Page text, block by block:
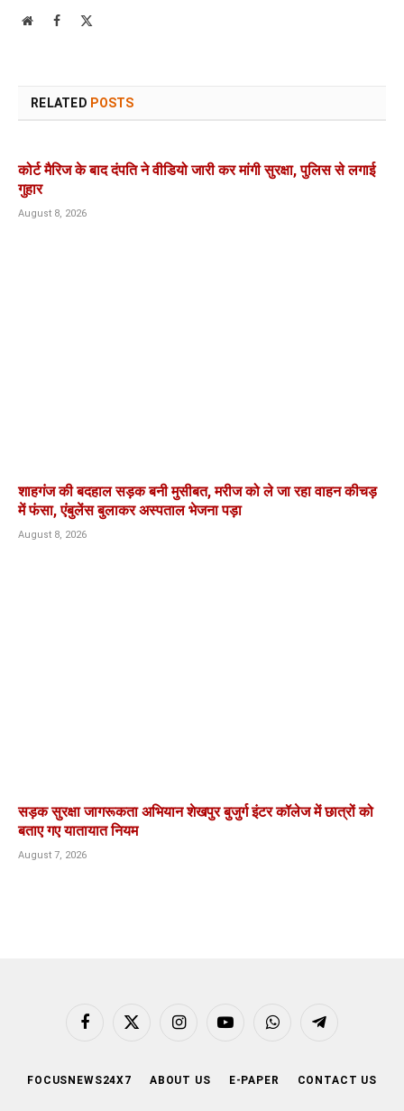
WebsiteFacebook
RELATED POSTS
कोर्ट मैरिज के बाद दंपति ने वीडियो जारी कर मांगी सुरक्षा, पुलिस से लगाई
गुहार
August 8, 2026
शाहगंज की बदहाल सड़क बनी मुसीबत, मरीज को ले जा रहा वाहन कीचड़
में फंसा, एंबुलेंस बुलाकर अस्पताल भेजना पड़ा
August 8, 2026
सड़क सुरक्षा जागरूकता अभियान शेखपुर बुजुर्ग इंटर कॉलेज में छात्रों को
बताए गए यातायात नियम
August 7, 2026
Facebook
X
InstagramYouTubeWhatsAppTelegram
FOCUSNEWS24X7 ABOUT US E-PAPER CONTACT US